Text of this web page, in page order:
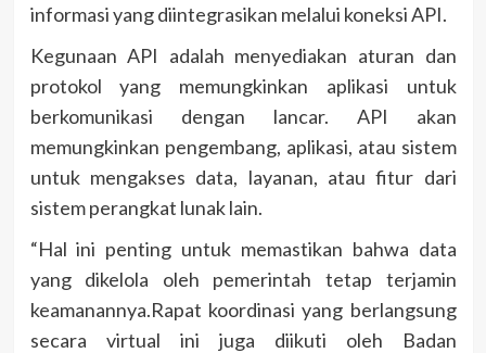
informasi yang diintegrasikan melalui koneksi API.
Kegunaan API adalah menyediakan aturan dan
protokol yang memungkinkan aplikasi untuk
berkomunikasi dengan lancar. API akan
memungkinkan pengembang, aplikasi, atau sistem
untuk mengakses data, layanan, atau fitur dari
sistem perangkat lunak lain.
“Hal ini penting untuk memastikan bahwa data
yang dikelola oleh pemerintah tetap terjamin
keamanannya.Rapat koordinasi yang berlangsung
secara virtual ini juga diikuti oleh Badan